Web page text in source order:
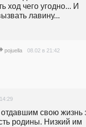
ход чего угодно... И
лавину...
pojuella 08.02 в 21:42
свою жизнь
родины. Низкий им